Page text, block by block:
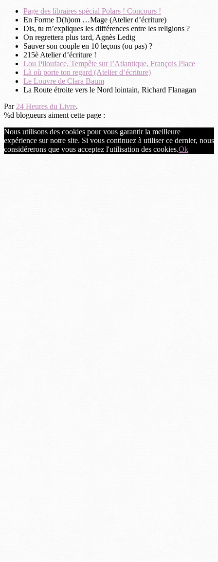
Page des libraires spécial Polars ! Concours !
En Forme D(h)om …Mage (Atelier d’écriture)
Dis, tu m’expliques les différences entre les religions ?
On regrettera plus tard, Agnès Ledig
Sauver son couple en 10 leçons (ou pas) ?
215è Atelier d’écriture !
Lou Pilouface, Tempête sur l’Atlantique, François Place
Là où porte ton regard (Atelier d’écriture)
Le Louvre de Clara Baum
La Route étroite vers le Nord lointain, Richard Flanagan
Par 24 Heures du Livre.
%d blogueurs aiment cette page :
Nous utilisons des cookies pour vous garantir la meilleure
expérience sur notre site. Si vous continuez à utiliser ce dernier, nous
considérerons que vous acceptez l'utilisation des cookies.Ok